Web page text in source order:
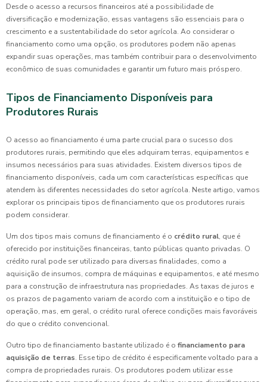
Desde o acesso a recursos financeiros até a possibilidade de
diversificação e modernização, essas vantagens são essenciais para o
crescimento e a sustentabilidade do setor agrícola. Ao considerar o
financiamento como uma opção, os produtores podem não apenas
expandir suas operações, mas também contribuir para o desenvolvimento
econômico de suas comunidades e garantir um futuro mais próspero.
Tipos de Financiamento Disponíveis para
Produtores Rurais
O acesso ao financiamento é uma parte crucial para o sucesso dos
produtores rurais, permitindo que eles adquiram terras, equipamentos e
insumos necessários para suas atividades. Existem diversos tipos de
financiamento disponíveis, cada um com características específicas que
atendem às diferentes necessidades do setor agrícola. Neste artigo, vamos
explorar os principais tipos de financiamento que os produtores rurais
podem considerar.
Um dos tipos mais comuns de financiamento é o crédito rural, que é
oferecido por instituições financeiras, tanto públicas quanto privadas. O
crédito rural pode ser utilizado para diversas finalidades, como a
aquisição de insumos, compra de máquinas e equipamentos, e até mesmo
para a construção de infraestrutura nas propriedades. As taxas de juros e
os prazos de pagamento variam de acordo com a instituição e o tipo de
operação, mas, em geral, o crédito rural oferece condições mais favoráveis
do que o crédito convencional.
Outro tipo de financiamento bastante utilizado é o financiamento para
aquisição de terras. Esse tipo de crédito é especificamente voltado para a
compra de propriedades rurais. Os produtores podem utilizar esse